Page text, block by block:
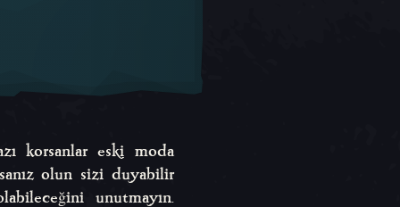
korsanlar eski moda
olun sizi duyabilir
unutmayın.